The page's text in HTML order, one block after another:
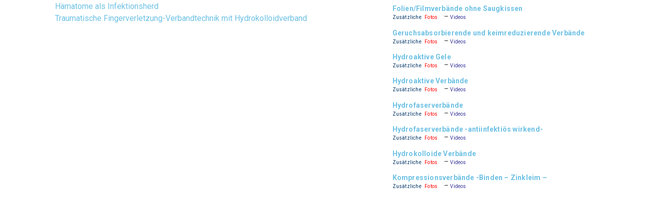
Hämatome als Infektionsherd
Traumatische Fingerverletzung-Verbandtechnik mit Hydrokolloidverband
Folien/Filmverbände ohne Saugkissen
Zusätzliche Fotos –Videos
Geruchsabsorbierende und keimreduzierende Verbände
Zusätzliche Fotos –Videos
Hydroaktive Gele
Zusätzliche Fotos –Videos
Hydroaktive Verbände
Zusätzliche Fotos –Videos
Hydrofaserverbände
Zusätzliche Fotos –Videos
Hydrofaserverbände -antiinfektiös wirkend-
Zusätzliche Fotos –Videos
Hydrokolloide Verbände
Zusätzliche Fotos –Videos
Kompressionsverbände -Binden – Zinkleim –
Zusätzliche Fotos –Videos